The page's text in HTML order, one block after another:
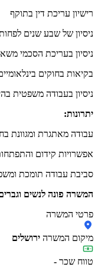
רישיון עריכת דין בתוקף
ניסיון של שבע שנים
ניסיון בעריכת הסכמי
בקיאות בחוקים
ניסיון בעבודה משפטית
יתרונות:
עבודה מאתגרת ומגוונת
אפשרויות קידום
סביבת עבודה תומכת
המשרה פונה לנשים
פרטי המשרה
מיקום המשרה ירושלים
טווח שכר -